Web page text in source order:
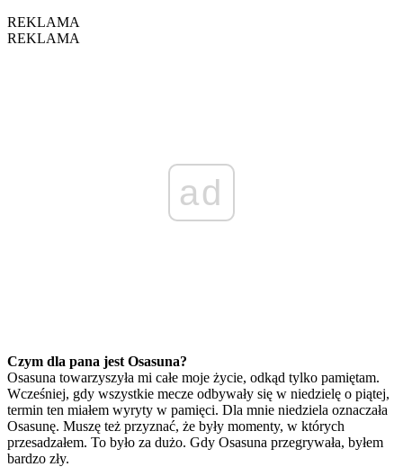
REKLAMA
REKLAMA
ad
Czym dla pana jest Osasuna?
Osasuna towarzyszyła mi całe moje życie, odkąd tylko pamiętam.
Wcześniej, gdy wszystkie mecze odbywały się w niedzielę o piątej,
termin ten miałem wyryty w pamięci. Dla mnie niedziela oznaczała
Osasunę. Muszę też przyznać, że były momenty, w których
przesadzałem. To było za dużo. Gdy Osasuna przegrywała, byłem
bardzo zły.